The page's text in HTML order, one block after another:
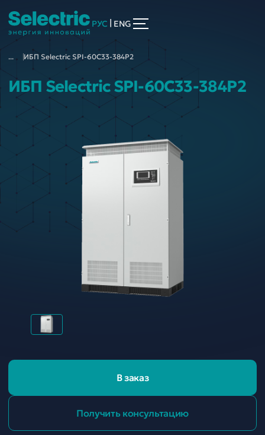
РУС ENG
... ИБП Selectric SPI-60C33-384P2
ИБП Selectric SPI-60C33-384P2
В заказ
Получить консультацию